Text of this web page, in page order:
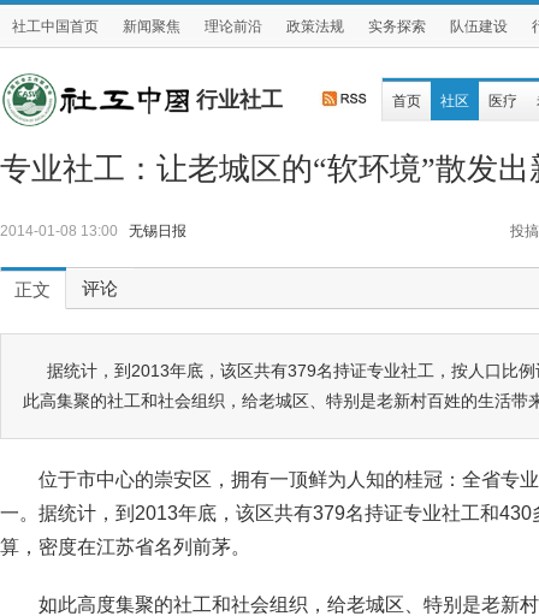
社工中国首页 新闻聚焦 理论前沿 政策法规 实务探索 队伍建设
行业社工 首页 社区 医疗
专业社工：让老城区的“软环境”散发出
2014-01-08 13:00 无锡日报 投搞
正文 评论
据统计，到2013年底，该区共有379名持证专业社工，按人口比
此高集聚的社工和社会组织，给老城区、特别是老新村百姓的生活带
位于市中心的崇安区，拥有一顶鲜为人知的桂冠：全省专
一。据统计，到2013年底，该区共有379名持证专业社工和
算，密度在江苏省名列前茅。
如此高度集聚的社工和社会组织，给老城区、特别是老新